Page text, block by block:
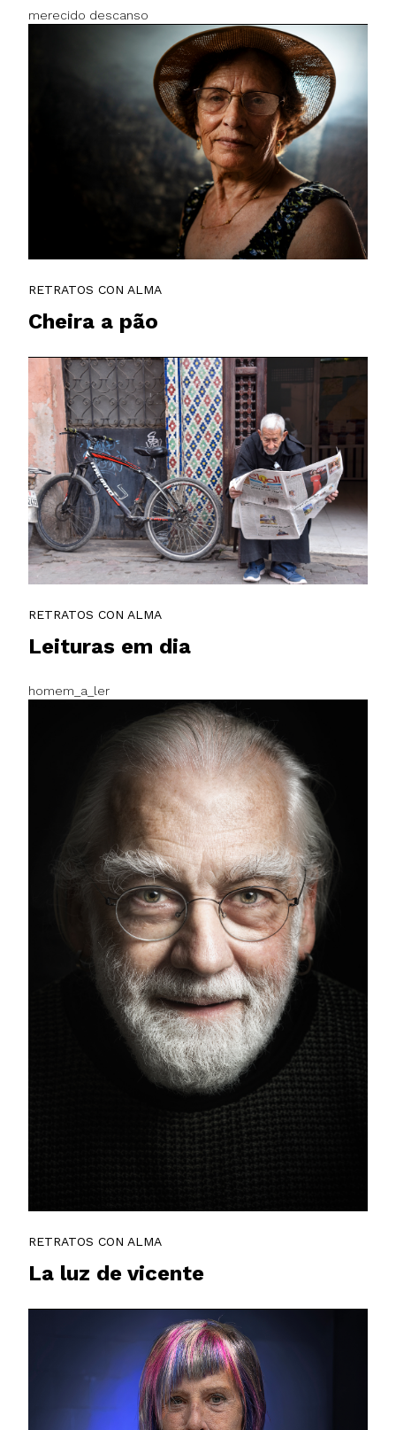
merecido descanso
RETRATOS CON ALMA
Cheira a pão
RETRATOS CON ALMA
Leituras em dia
homem_a_ler
RETRATOS CON ALMA
La luz de vicente